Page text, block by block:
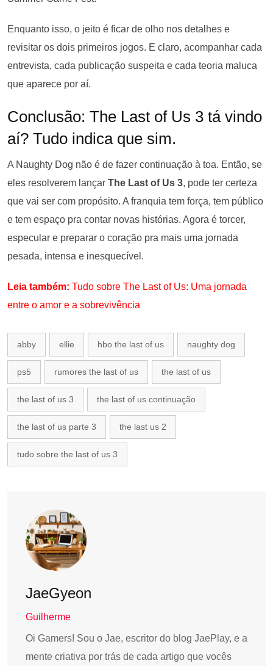
Enquanto isso, o jeito é ficar de olho nos detalhes e
revisitar os dois primeiros jogos. E claro, acompanhar cada
entrevista, cada publicação suspeita e cada teoria maluca
que aparece por aí.
Conclusão: The Last of Us 3 tá vindo
aí? Tudo indica que sim.
A Naughty Dog não é de fazer continuação à toa. Então, se
eles resolverem lançar The Last of Us 3, pode ter certeza
que vai ser com propósito. A franquia tem força, tem público
e tem espaço pra contar novas histórias. Agora é torcer,
especular e preparar o coração pra mais uma jornada
pesada, intensa e inesquecível.
Leia também: Tudo sobre The Last of Us: Uma jornada
entre o amor e a sobrevivência
abby ellie hbo the last of us naughty dog
ps5 rumores the last of us the last of us
the last of us 3 the last of us continuação
the last of us parte 3 the last us 2
tudo sobre the last of us 3
JaeGyeon
Guilherme
Oi Gamers! Sou o Jae, escritor do blog JaePlay, e a
mente criativa por trás de cada artigo que vocês